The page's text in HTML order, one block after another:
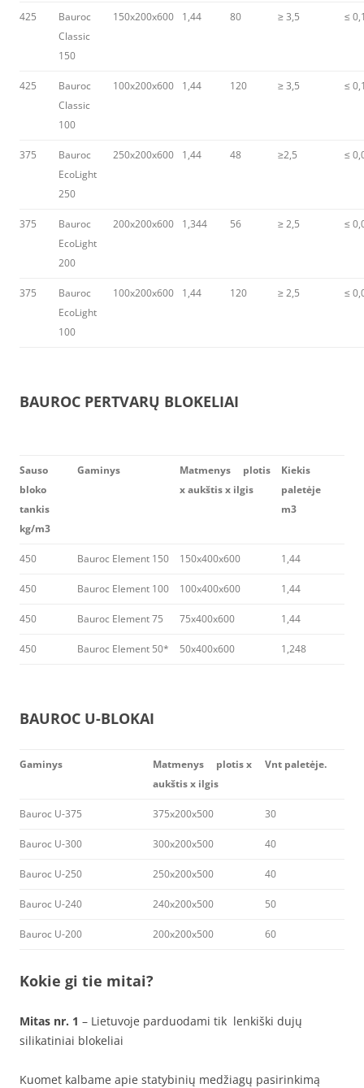
425
Bauroc
Classic
150
150x200x600 1,44 80 ≥ 3,5 ≤
425
Bauroc
Classic
100
100x200x600 1,44 120 ≥ 3,5 ≤
375
Bauroc
EcoLight
250
250x200x600 1,44 48 ≥2,5 ≤
375
Bauroc
EcoLight
200
200x200x600 1,344 56 ≥ 2,5 ≤
375
Bauroc
EcoLight
100
100x200x600 1,44 120 ≥ 2,5 ≤
BAUROC PERTVARŲ BLOKELIAI
Sauso
bloko
tankis
kg/m3
Gaminys
Matmenys plotis
x aukštis x ilgis
Kiekis
paletėje
m3
450 Bauroc Element 150 150x400x600 1,44
450 Bauroc Element 100 100x400x600 1,44
450 Bauroc Element 75 75x400x600 1,44
450 Bauroc Element 50* 50x400x600 1,248
BAUROC U-BLOKAI
Gaminys
Matmenys plotis x
aukštis x ilgis
Vnt paletėje.
Bauroc U-375 375x200x500 30
Bauroc U-300 300x200x500 40
Bauroc U-250 250x200x500 40
Bauroc U-240 240x200x500 50
Bauroc U-200 200x200x500 60
Kokie gi tie mitai?
Mitas nr. 1 – Lietuvoje parduodami tik lenkiški dujų
silikatiniai blokeliai
Kuomet kalbame apie statybinių medžiagų pasirinkimą